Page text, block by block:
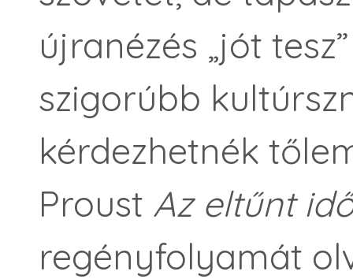
újranézés „jót
szigorúbb
kérdezhetnék
Proust Az eltűnt
regényfolyamát